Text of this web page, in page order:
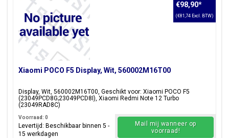
Xiaomi POCO F5 Display, Wit, 560002M16T00
Display, Wit, 560002M16T00, Geschikt voor: Xiaomi POCO F5
(23049PCD8G;23049PCD8I), Xiaomi Redmi Note 12 Turbo
(23049RAD8C)
€98,90*
(€81,74 Excl. BTW)
Voorraad: 0
Levertijd: Beschikbaar binnen 5 -
15 werkdagen
Mail mij wanneer op
voorraad!